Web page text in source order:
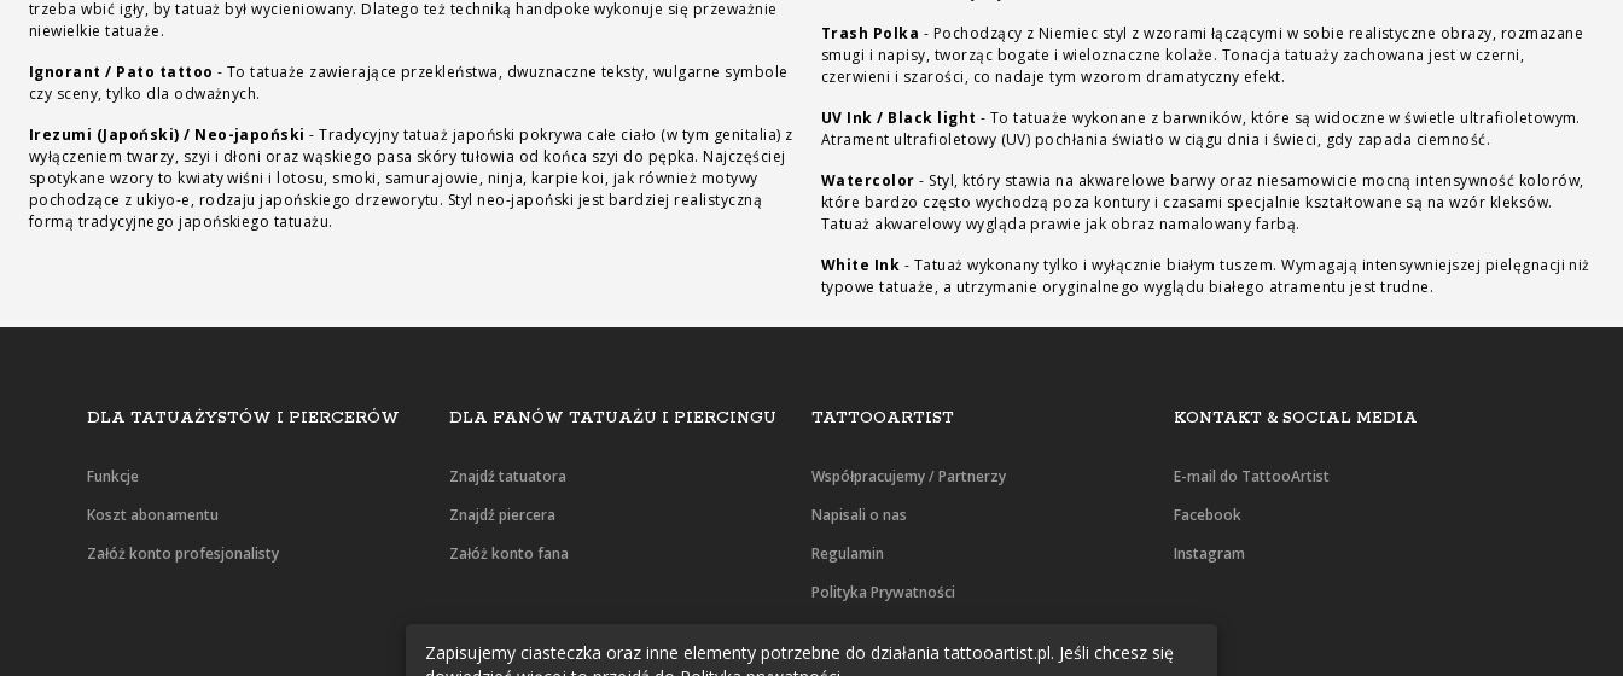
DLA TATUAŻYSTÓW I PIERCERÓW
Funkcje
Koszt abonamentu
Załóż konto profesjonalisty
DLA FANÓW TATUAŻU I PIERCINGU
Znajdź tatuatora
Znajdź piercera
Załóż konto fana
TATTOOARTIST
Współpracujemy / Partnerzy
Napisali o nas
Regulamin
Polityka Prywatności
KONTAKT & SOCIAL MEDIA
E-mail do TattooArtist
Facebook
Instagram
trzeba wbić igły, by tatuaż był wycieniowany. Dlatego też techniką handpoke wykonuje się przeważnie
niewielkie tatuaże.
Ignorant / Pato tattoo - To tatuaże zawierające przekleństwa, dwuznaczne teksty, wulgarne symbole
czy sceny, tylko dla odważnych.
Irezumi (Japoński) / Neo-japoński - Tradycyjny tatuaż japoński pokrywa całe ciało (w tym genitalia) z
wyłączeniem twarzy, szyi i dłoni oraz wąskiego pasa skóry tułowia od końca szyi do pępka. Najczęściej
spotykane wzory to kwiaty wiśni i lotosu, smoki, samurajowie, ninja, karpie koi, jak również motywy
pochodzące z ukiyo-e, rodzaju japońskiego drzeworytu. Styl neo-japoński jest bardziej realistyczną
formą tradycyjnego japońskiego tatuażu.
Trash Polka - Pochodzący z Niemiec styl z wzorami łączącymi w sobie realistyczne obrazy, rozmazane
smugi i napisy, tworząc bogate i wieloznaczne kolaże. Tonacja tatuaży zachowana jest w czerni,
czerwieni i szarości, co nadaje tym wzorom dramatyczny efekt.
UV Ink / Black light - To tatuaże wykonane z barwników, które są widoczne w świetle ultrafioletowym.
Atrament ultrafioletowy (UV) pochłania światło w ciągu dnia i świeci, gdy zapada ciemność.
Watercolor - Styl, który stawia na akwarelowe barwy oraz niesamowicie mocną intensywność kolorów,
które bardzo często wychodzą poza kontury i czasami specjalnie kształtowane są na wzór kleksów.
Tatuaż akwarelowy wygląda prawie jak obraz namalowany farbą.
White Ink - Tatuaż wykonany tylko i wyłącznie białym tuszem. Wymagają intensywniejszej pielęgnacji niż
typowe tatuaże, a utrzymanie oryginalnego wyglądu białego atramentu jest trudne.
Zapisujemy ciasteczka oraz inne elementy potrzebne do działania tattooartist.pl. Jeśli chcesz się